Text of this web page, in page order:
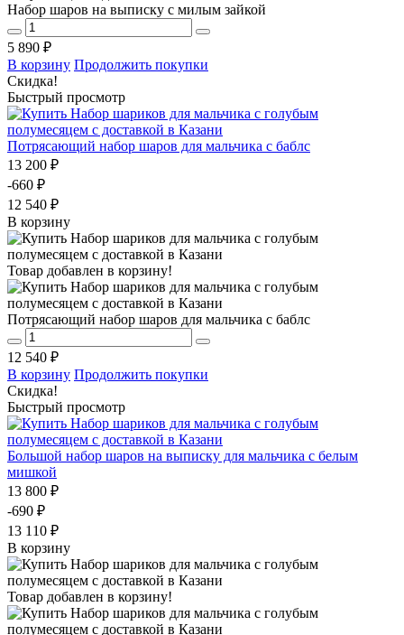
Набор шаров на выписку с милым зайкой
5 890 ₽
В корзину Продолжить покупки
Скидка!
Быстрый просмотр
Потрясающий набор шаров для мальчика с баблс
13 200 ₽
-660 ₽
12 540 ₽
В корзину
Товар добавлен в корзину!
Потрясающий набор шаров для мальчика с баблс
12 540 ₽
В корзину Продолжить покупки
Скидка!
Быстрый просмотр
Большой набор шаров на выписку для мальчика с белым
мишкой
13 800 ₽
-690 ₽
13 110 ₽
В корзину
Товар добавлен в корзину!